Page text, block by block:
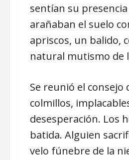
sentían su
arañaban el suelo
apriscos, un balido,
natural mutismo de
Se reunió el consejo
colmillos,
desesperación. Los
batida. Alguien
velo fúnebre de la